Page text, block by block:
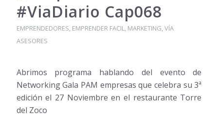
#ViaDiario Cap068
EMPRENDEDORES, EMPRENDER FACIL, MARKETING,VÍA
ASESORES
Abrimos programa hablando del evento de
Networking Gala PAM empresas que celebra su 3ª
edición el 27 Noviembre en el restaurante Torre
del Zoco